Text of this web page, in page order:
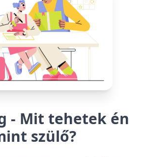
Összes elfogadása
Elutasítás
Beállítások kezelése
- Mit tehetek én
szülő?